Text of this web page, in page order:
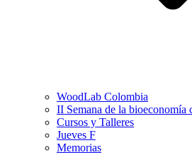
WoodLab Colombia
II Semana de la bioeconomía
Cursos y Talleres
Jueves F
Memorias